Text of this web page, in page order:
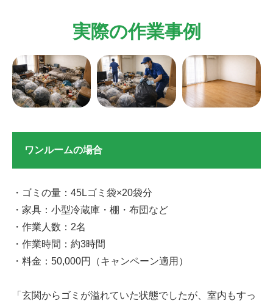
実際の作業事例
ワンルームの場合
・ゴミの量：45Lゴミ袋×20袋分
・家具：小型冷蔵庫・棚・布団など
・作業人数：2名
・作業時間：約3時間
・料金：50,000円（キャンペーン適用）
「玄関からゴミが溢れていた状態でしたが、室内もすっ